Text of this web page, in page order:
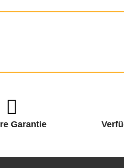
Garantie